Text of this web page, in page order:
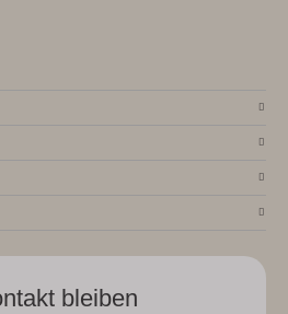
bleiben